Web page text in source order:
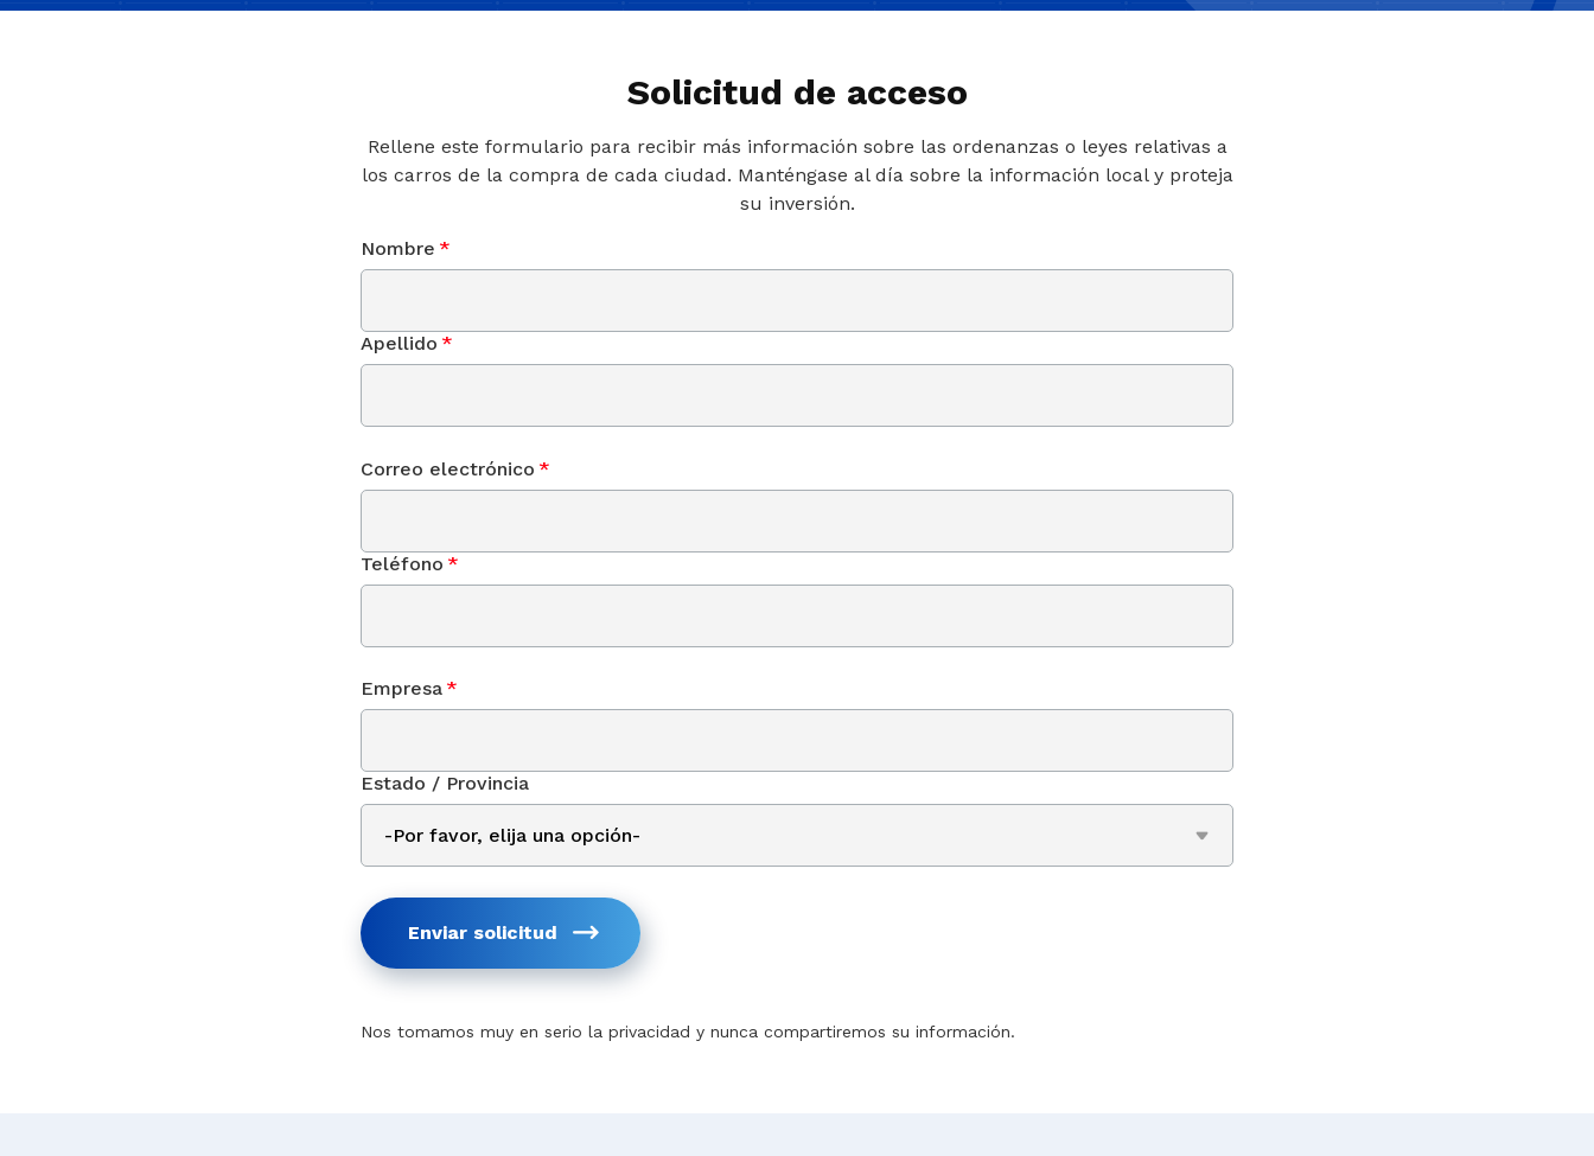
Solicitud de acceso
Rellene este formulario para recibir más información sobre las ordenanzas o leyes relativas a
los carros de la compra de cada ciudad. Manténgase al día sobre la información local y proteja
su inversión.
Nombre *
Apellido *
Correo electrónico *
Teléfono *
Empresa *
Estado / Provincia
Enviar solicitud
Nos tomamos muy en serio la privacidad y nunca compartiremos su información.